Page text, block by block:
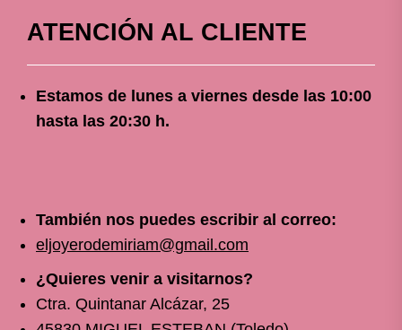
ATENCIÓN AL CLIENTE
Estamos de lunes a viernes desde las 10:00
hasta las 20:30 h.
También nos puedes escribir al correo:
eljoyerodemiriam@gmail.com
¿Quieres venir a visitarnos?
Ctra. Quintanar Alcázar, 25